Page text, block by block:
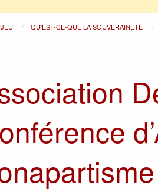
QU’EST-CE-QUE LA SOUVERAINETÉ